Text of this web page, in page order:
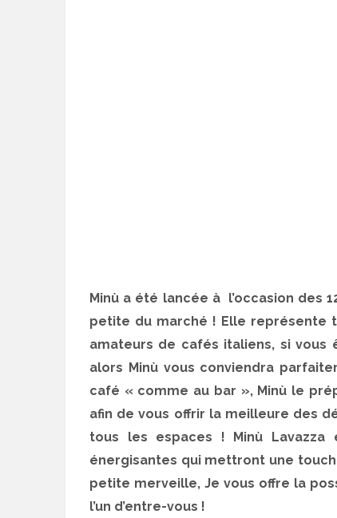
Minù a été lancée à l’occasion des
petite du marché ! Elle représente
amateurs de cafés italiens, si
alors Minù vous conviendra
café « comme au bar », Minù le
afin de vous offrir la meilleure des
tous les espaces ! Minù
énergisantes qui mettront une
petite merveille, Je vous offre la
l’un d’entre-vous !